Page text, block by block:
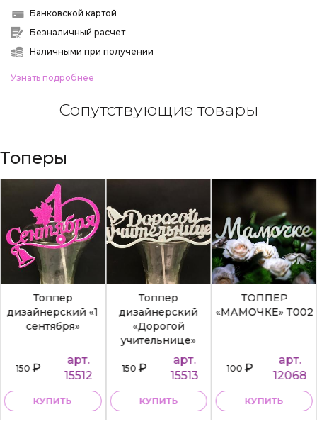
Банковской картой
Безналичный расчет
Наличными при получении
Узнать подробнее
Сопутствующие товары
Топеры
Топпер
дизайнерский «1
сентября»
150₽
арт.
15512
КУПИТЬ
Топпер
дизайнерский
«Дорогой
учительнице»
150₽
арт.
15513
КУПИТЬ
ТОППЕР
«МАМОЧКЕ» Т002
100₽
арт.
12068
КУПИТЬ